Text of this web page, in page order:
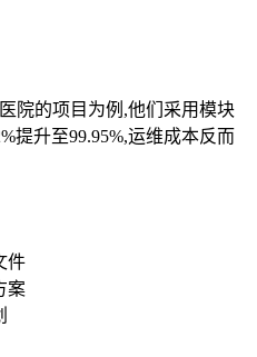
院的项目为例,他们采用模块
提升至99.95%,运维成本反而
件
案